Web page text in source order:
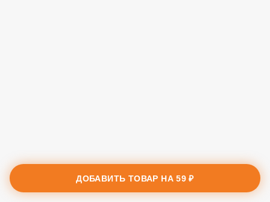
ДОБАВИТЬ ТОВАР НА59 ₽